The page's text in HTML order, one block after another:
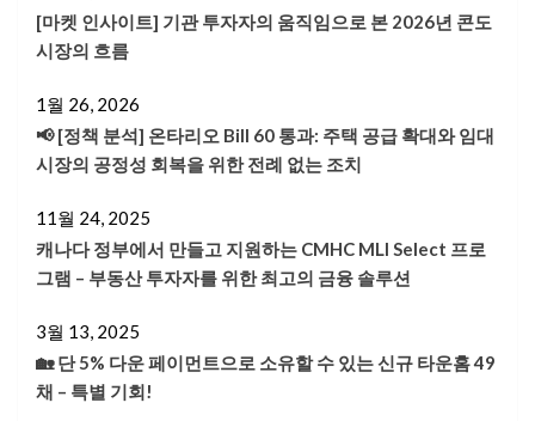
[마켓 인사이트] 기관 투자자의 움직임으로 본 2026년 콘도
시장의 흐름
1월 26, 2026
📢 [정책 분석] 온타리오 Bill 60 통과: 주택 공급 확대와 임대
시장의 공정성 회복을 위한 전례 없는 조치
11월 24, 2025
캐나다 정부에서 만들고 지원하는 CMHC MLI Select 프로
그램 – 부동산 투자자를 위한 최고의 금융 솔루션
3월 13, 2025
🏡 단 5% 다운 페이먼트으로 소유할 수 있는 신규 타운홈 49
채 – 특별 기회!